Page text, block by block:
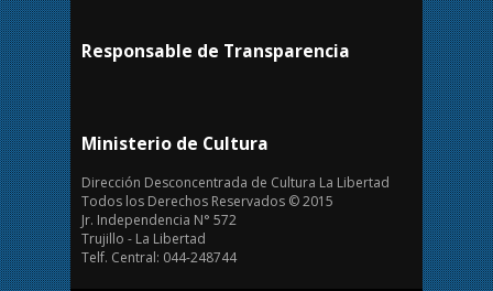
Responsable de Transparencia
Ministerio de Cultura
Dirección Desconcentrada de Cultura La Libertad
Todos los Derechos Reservados © 2015
Jr. Independencia N° 572
Trujillo - La Libertad
Telf. Central: 044-248744